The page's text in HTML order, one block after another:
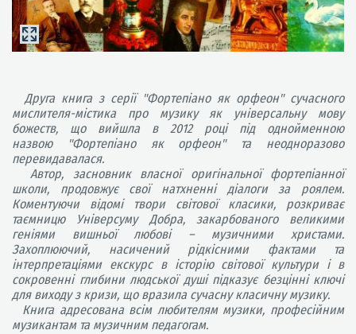
Друга книга з серії "Фортепіано як орфеон" сучасного
мислителя-містика про музику як універсальну мову
божеств, що вийшла в 2012 році під однойменною
назвою "Фортепіано як орфеон" та неодноразово
перевидавалася.
Автор, засновник власної оригінальної фортепіанної
школи, продовжує свої натхненні діалоги за роялем.
Коментуючи відомі твори світової класики, розкриває
таємницю Універсуму Добра, закарбованого великими
геніями вишньої любові – музичними христами.
Захоплюючий, насичений рідкісними фактами та
інтерпретаціями екскурс в історію світової культури і в
сокровенні глибини людської душі підказує безцінні ключі
для виходу з кризи, що вразила сучасну класичну музику.
Книга адресована всім любителям музики, професійним
музикантам та музичним педагогам.